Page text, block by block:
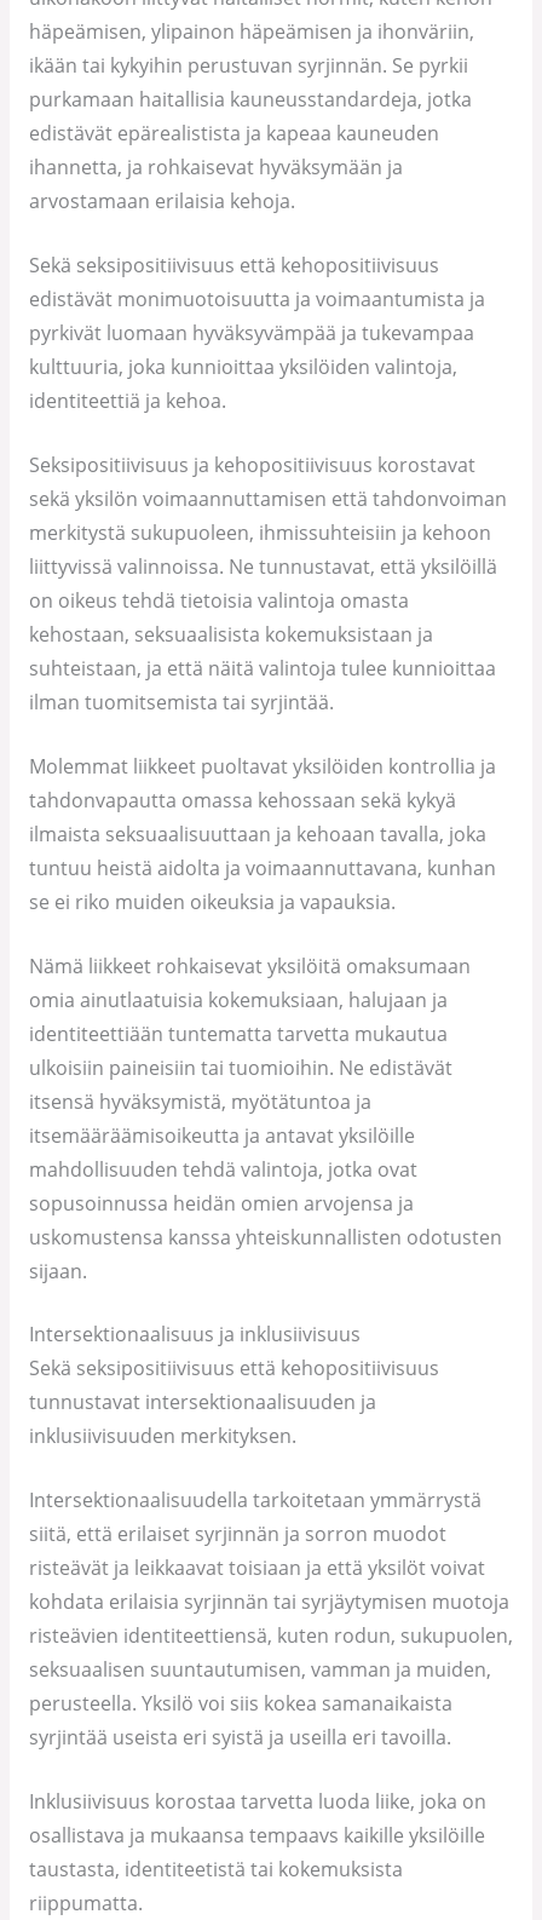
häpeämisen, ylipainon häpeämisen ja ihonväriin,
ikään tai kykyihin perustuvan syrjinnän. Se pyrkii
purkamaan haitallisia kauneusstandardeja, jotka
edistävät epärealistista ja kapeaa kauneuden
ihannetta, ja rohkaisevat hyväksymään ja
arvostamaan erilaisia kehoja.
Sekä seksipositiivisuus että kehopositiivisuus
edistävät monimuotoisuutta ja voimaantumista ja
pyrkivät luomaan hyväksyvämpää ja tukevampaa
kulttuuria, joka kunnioittaa yksilöiden valintoja,
identiteettiä ja kehoa.
Seksipositiivisuus ja kehopositiivisuus korostavat
sekä yksilön voimaannuttamisen että tahdonvoiman
merkitystä sukupuoleen, ihmissuhteisiin ja kehoon
liittyvissä valinnoissa. Ne tunnustavat, että yksilöillä
on oikeus tehdä tietoisia valintoja omasta
kehostaan, seksuaalisista kokemuksistaan ja
suhteistaan, ja että näitä valintoja tulee kunnioittaa
ilman tuomitsemista tai syrjintää.
Molemmat liikkeet puoltavat yksilöiden kontrollia ja
tahdonvapautta omassa kehossaan sekä kykyä
ilmaista seksuaalisuuttaan ja kehoaan tavalla, joka
tuntuu heistä aidolta ja voimaannuttavana, kunhan
se ei riko muiden oikeuksia ja vapauksia.
Nämä liikkeet rohkaisevat yksilöitä omaksumaan
omia ainutlaatuisia kokemuksiaan, halujaan ja
identiteettiään tuntematta tarvetta mukautua
ulkoisiin paineisiin tai tuomioihin. Ne edistävät
itsensä hyväksymistä, myötätuntoa ja
itsemääräämisoikeutta ja antavat yksilöille
mahdollisuuden tehdä valintoja, jotka ovat
sopusoinnussa heidän omien arvojensa ja
uskomustensa kanssa yhteiskunnallisten odotusten
sijaan.
Intersektionaalisuus ja inklusiivisuus
Sekä seksipositiivisuus että kehopositiivisuus
tunnustavat intersektionaalisuuden ja
inklusiivisuuden merkityksen.
Intersektionaalisuudella tarkoitetaan ymmärrystä
siitä, että erilaiset syrjinnän ja sorron muodot
risteävät ja leikkaavat toisiaan ja että yksilöt voivat
kohdata erilaisia syrjinnän tai syrjäytymisen muotoja
risteävien identiteettiensä, kuten rodun, sukupuolen,
seksuaalisen suuntautumisen, vamman ja muiden,
perusteella. Yksilö voi siis kokea samanaikaista
syrjintää useista eri syistä ja useilla eri tavoilla.
Inklusiivisuus korostaa tarvetta luoda liike, joka on
osallistava ja mukaansa tempaavs kaikille yksilöille
taustasta, identiteetistä tai kokemuksista
riippumatta.